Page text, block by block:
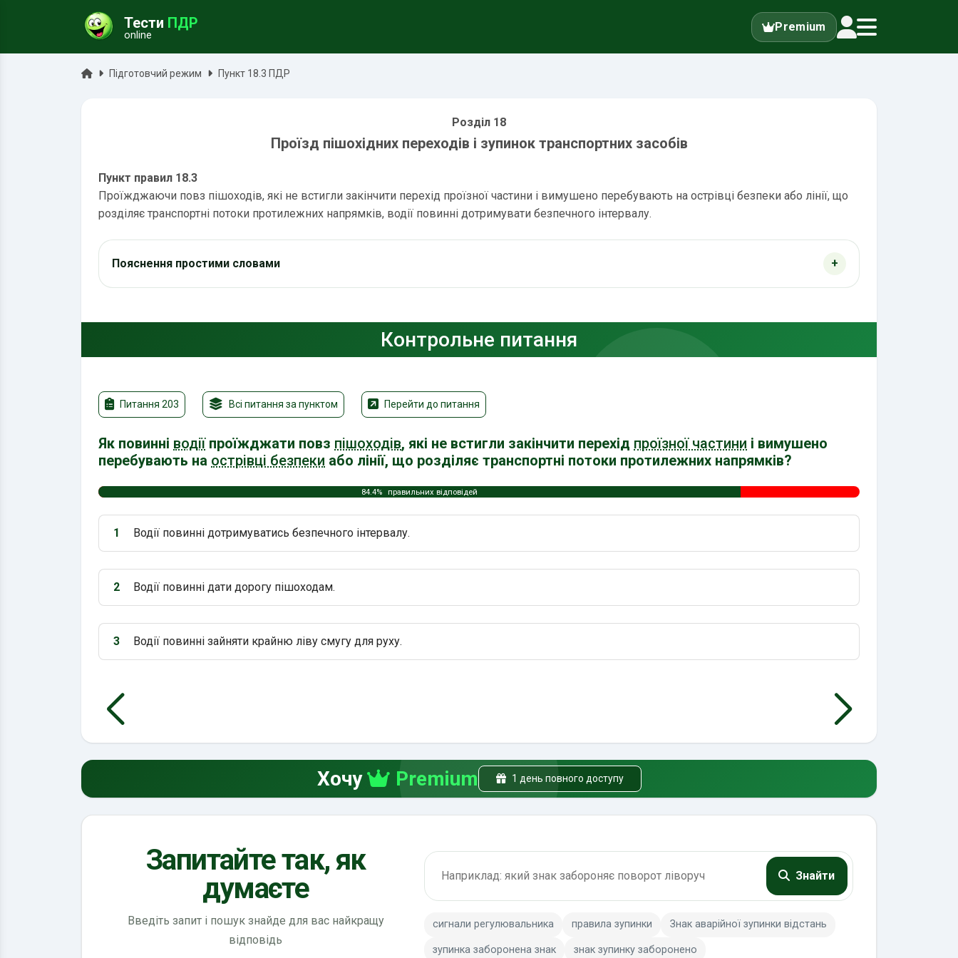
Тести ПДР
online
Premium
ГоловнаПідготовчий режим Пункт 18.3 ПДР
Розділ 18
Проїзд пішохідних переходів і зупинок транспортних засобів
Пункт правил 18.3
Проїжджаючи повз пішоходів, які не встигли закінчити перехід проїзної частини і вимушено перебувають на острівці безпеки або лінії, що
розділяє транспортні потоки протилежних напрямків, водії повинні дотримувати безпечного інтервалу.
Пояснення простими словами
Контрольне питання
Питання 203 Всі питання за пунктом Перейти до питання
Як повинні водіїпроїжджати повз пішоходів, які не встигли закінчити перехід проїзної частини і вимушено
перебувають на острівці безпеки або лінії, що розділяє транспортні потоки протилежних напрямків?
84.4% правильних відповідей
Варіант 1:
1 Водії повинні дотримуватись безпечного інтервалу.
Варіант 2:
2 Водії повинні дати дорогу пішоходам.
Варіант 3:
3 Водії повинні зайняти крайню ліву смугу для руху.
Хочу Premium 1 день повного доступу
Запитайте так, як
думаєте
Введіть запит і пошук знайде для вас найкращу
відповідь
Знайти
сигнали регулювальника правила зупинки Знак аварійної зупинки відстань
зупинка заборонена знак знак зупинку заборонено